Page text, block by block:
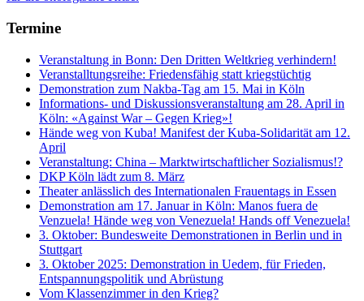
Termine
Veranstaltung in Bonn: Den Dritten Weltkrieg verhindern!
Veranstalltungsreihe: Friedensfähig statt kriegstüchtig
Demonstration zum Nakba-Tag am 15. Mai in Köln
Informations- und Diskussionsveranstaltung am 28. April in
Köln: «Against War – Gegen Krieg»!
Hände weg von Kuba! Manifest der Kuba-Solidarität am 12.
April
Veranstaltung: China – Marktwirtschaftlicher Sozialismus!?
DKP Köln lädt zum 8. März
Theater anlässlich des Internationalen Frauentags in Essen
Demonstration am 17. Januar in Köln: Manos fuera de
Venzuela! Hände weg von Venezuela! Hands off Venezuela!
3. Oktober: Bundesweite Demonstrationen in Berlin und in
Stuttgart
3. Oktober 2025: Demonstration in Uedem, für Frieden,
Entspannungspolitik und Abrüstung
Vom Klassenzimmer in den Krieg?